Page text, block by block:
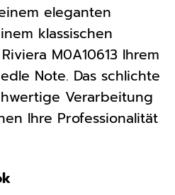
eleganten
klassischen
M0A10613 Ihrem
Note. Das schlichte
Verarbeitung
Ihre Professionalität